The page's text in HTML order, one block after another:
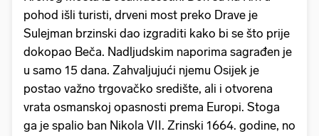
pohod išli turisti, drveni most preko Drave je
Sulejman brzinski dao izgraditi kako bi se što prije
dokopao Beča. Nadljudskim naporima sagrađen je
u samo 15 dana. Zahvaljujući njemu Osijek je
postao važno trgovačko središte, ali i otvorena
vrata osmanskoj opasnosti prema Europi. Stoga
ga je spalio ban Nikola VII. Zrinski 1664. godine, no